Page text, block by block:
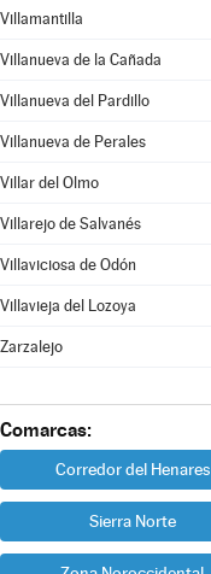
Villamantilla
Villanueva de la Cañada
Villanueva del Pardillo
Villanueva de Perales
Villar del Olmo
Villarejo de Salvanés
Villaviciosa de Odón
Villavieja del Lozoya
Zarzalejo
Comarcas:
Corredor del Henares
Sierra Norte